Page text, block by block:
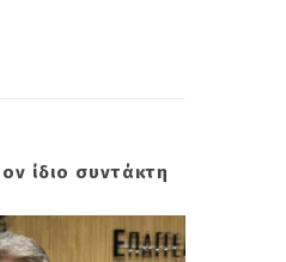
ίδιο συντάκτη